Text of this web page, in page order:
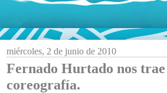
miércoles, 2 de junio de 2010
Fernado Hurtado nos
coreografía.